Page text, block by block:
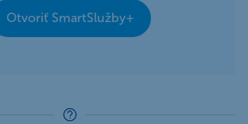
Otvoriť SmartSlužby+